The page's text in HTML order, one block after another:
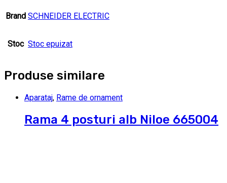
Brand SCHNEIDER ELECTRIC
Stoc Stoc epuizat
Produse similare
Aparataj, Rame de ornament
Rama 4 posturi alb Niloe 665004